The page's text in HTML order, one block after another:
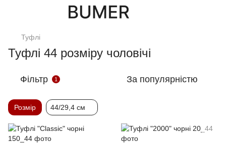
Туфлi
Туфлі 44 розміру чоловічі
Фільтр 1 За популярністю
Розмір 44/29,4 см